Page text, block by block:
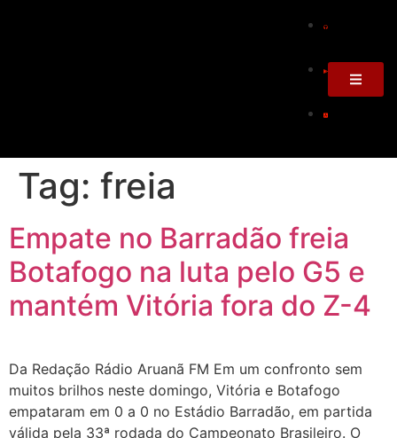
Tag: freia
Empate no Barradão freia
Botafogo na luta pelo G5 e
mantém Vitória fora do Z-4
Da Redação Rádio Aruanã FM Em um confronto sem
muitos brilhos neste domingo, Vitória e Botafogo
empataram em 0 a 0 no Estádio Barradão, em partida
válida pela 33ª rodada do Campeonato Brasileiro. O